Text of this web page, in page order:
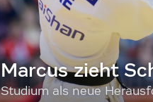
Marcus zieht
Studium als neue